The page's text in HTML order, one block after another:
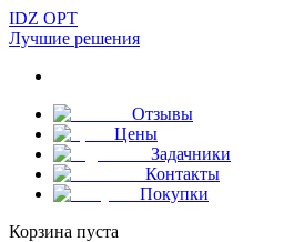
IDZ OPT
Лучшие решения
Отзывы
Цены
Задачники
Контакты
Покупки
Корзина пуста